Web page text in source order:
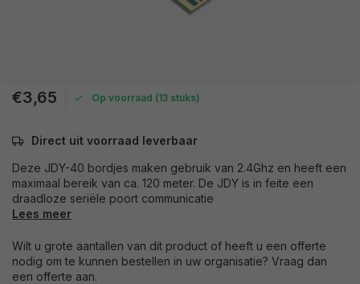
€3,65 Op voorraad (13 stuks)
Direct uit voorraad leverbaar
Deze JDY-40 bordjes maken gebruik van 2.4Ghz en heeft een
maximaal bereik van ca. 120 meter. De JDY is in feite een
draadloze seriële poort communicatie
Lees meer
Wilt u grote aantallen van dit product of heeft u een offerte
nodig om te kunnen bestellen in uw organisatie? Vraag dan
een offerte aan.